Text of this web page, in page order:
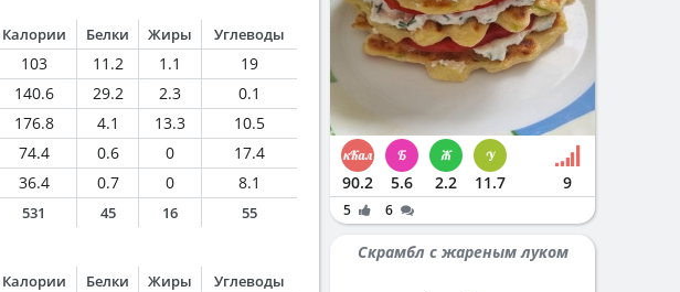
Калории Белки Жиры Углеводы
103 11.2 1.1
19
140.6 29.2 2.3
0.1
176.8 4.1 13.3
10.5
74.4 0.6 0
17.4
36.4 0.7 0
8.1
531 45 16 55
Калории Белки Жиры Углеводы
90.2 5.6 2.2 11.7 9
5 6
Скрамбл с жареным луком